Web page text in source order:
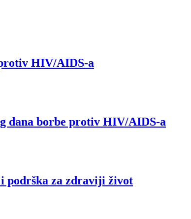
HIV/AIDS-a
dana borbe protiv HIV/AIDS-a
podrška za zdraviji život